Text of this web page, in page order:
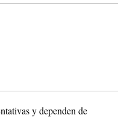
y dependen de